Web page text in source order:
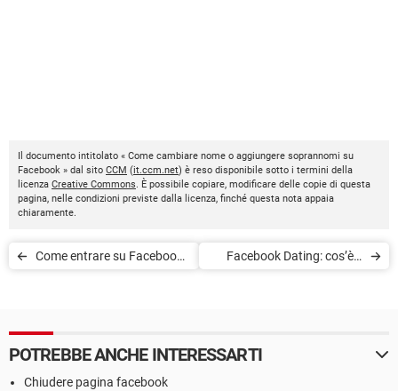
Il documento intitolato « Come cambiare nome o aggiungere soprannomi su
Facebook » dal sito CCM (it.ccm.net) è reso disponibile sotto i termini della
licenza Creative Commons. È possibile copiare, modificare delle copie di questa
pagina, nelle condizioni previste dalla licenza, finché questa nota appaia
chiaramente.
Come entrare su Facebook
Facebook Dating: cos’è e
POTREBBE ANCHE INTERESSARTI
Chiudere pagina facebook